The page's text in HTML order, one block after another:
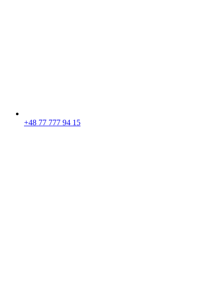
+48 77 777 94 15